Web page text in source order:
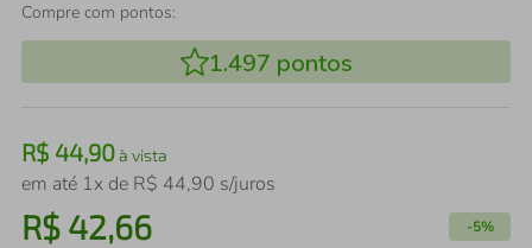
Compre com pontos:
1.497 pontos
R$ 44,90à vista
em até 1x de R$ 44,90 s/juros
R$ 42,66 -5%